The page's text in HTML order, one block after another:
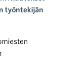
työntekijän